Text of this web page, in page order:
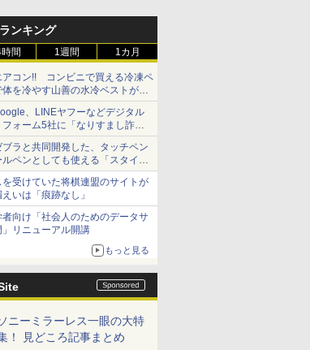
ンキング
間 1週間 1カ月
アコン!! コンビニで買える冷凍ペ
体を冷やす山善の水冷ベストがロ
ょうどいい【ぼっち・ざ・ろー
【空いた時間でなにしてる？】
、LINEヤフーなどデジタル
ォーム5社に「なりすまし詐欺
化を要請 著名人の写真や映像を
などへの対策として
ラと共同開発した、タッチペン
ルペンとしても使える「スタイラ
」発売 iPadにも紙にも、持ち替
る
受けていた将棋連盟のサイトが
えいは「痕跡なし」
向け「社会人のためのデータサ
」リニューアル開講
もっと見る
ニーミラーレス一眼の大特
！ 見どころ記事まとめ